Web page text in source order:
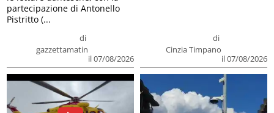
di
gazzettamatin
il 07/08/2026
partecipazione di Antonello
Pistritto (...
di
Cinzia Timpano
il 07/08/2026